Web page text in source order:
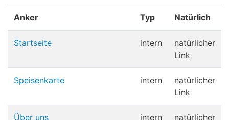
Anker Typ Natürlich
Startseite intern
natürlicher
Link
Speisenkarte intern
natürlicher
Link
Über uns intern
natürlicher